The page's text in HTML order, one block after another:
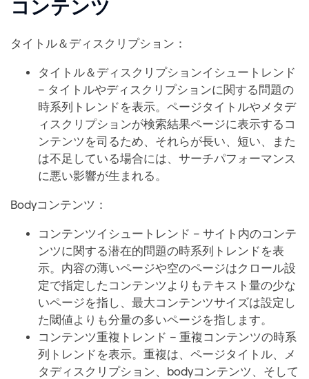
コンテンツ
タイトル＆ディスクリプション：
タイトル＆ディスクリプションイシュートレンド
– タイトルやディスクリプションに関する問題の
時系列トレンドを表示。ページタイトルやメタデ
ィスクリプションが検索結果ページに表示するコ
ンテンツを司るため、それらが長い、短い、また
は不足している場合には、サーチパフォーマンス
に悪い影響が生まれる。
Bodyコンテンツ：
コンテンツイシュートレンド – サイト内のコンテ
ンツに関する潜在的問題の時系列トレンドを表
示。内容の薄いページや空のページはクロール設
定で指定したコンテンツよりもテキスト量の少な
いページを指し、最大コンテンツサイズは設定し
た閾値よりも分量の多いページを指します。
コンテンツ重複トレンド – 重複コンテンツの時系
列トレンドを表示。重複は、ページタイトル、メ
タディスクリプション、bodyコンテンツ、そして